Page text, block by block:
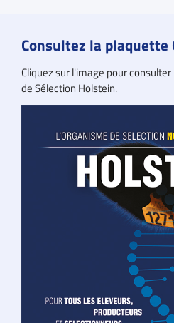
Consultez la plaquette
Cliquez sur l'image pour
de Sélection Holstein.